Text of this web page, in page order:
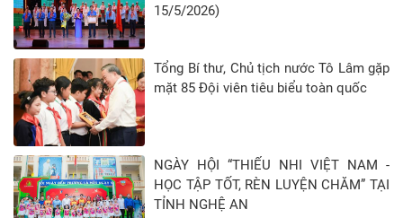
15/5/2026)
Tổng Bí thư, Chủ tịch nước Tô Lâm gặp
mặt 85 Đội viên tiêu biểu toàn quốc
NGÀY HỘI “THIẾU NHI VIỆT NAM -
HỌC TẬP TỐT, RÈN LUYỆN CHĂM” TẠI
TỈNH NGHỆ AN